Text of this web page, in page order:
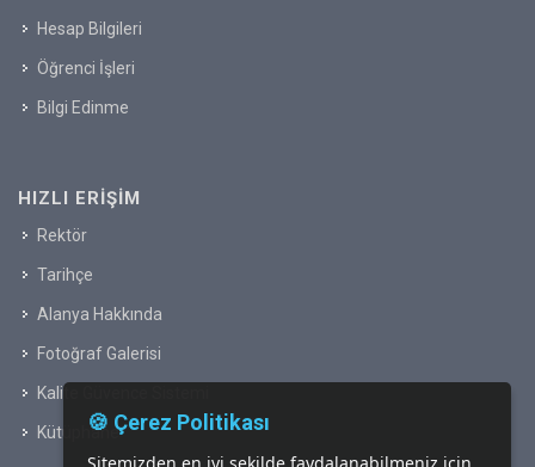
Hesap Bilgileri
Öğrenci İşleri
Bilgi Edinme
HIZLI ERIŞIM
Rektör
Tarihçe
Alanya Hakkında
Fotoğraf Galerisi
Kalite Güvence Sistemi
Kütüphane🍪 Çerez Politikası